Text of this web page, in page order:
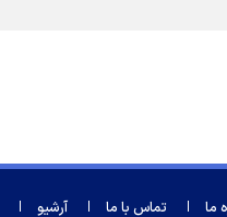
ما تماس با ما آرشیو